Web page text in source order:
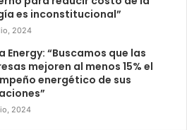
es inconstitucional”
2024
Energy: “Buscamos que las
mejoren al menos 15% el
energético de sus
2024